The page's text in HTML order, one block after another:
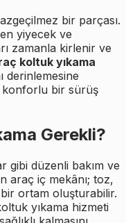
bir parçası.
yiyecek ve
zamanla kirlenir ve
koltuk yıkama
derinlemesine
konforlu bir sürüş
Gerekli?
gibi düzenli bakım ve
araç iç mekânı; toz,
ortam oluşturabilir.
yıkama hizmeti